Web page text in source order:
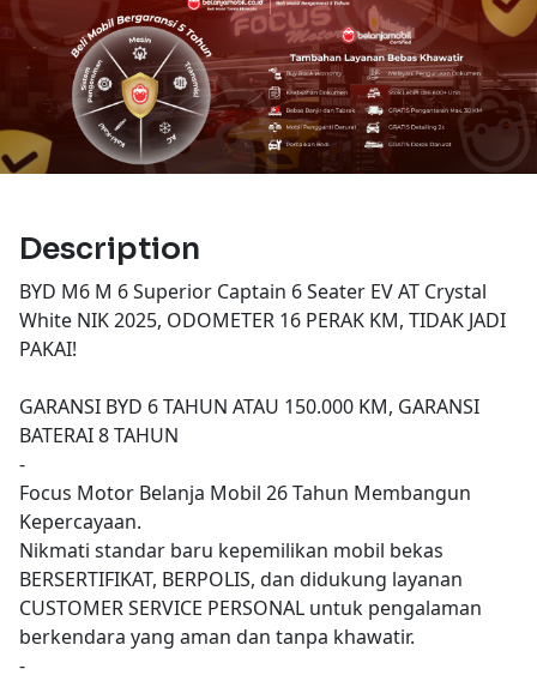
Description
BYD M6 M 6 Superior Captain 6 Seater EV AT Crystal
White NIK 2025, ODOMETER 16 PERAK KM, TIDAK JADI
PAKAI!
GARANSI BYD 6 TAHUN ATAU 150.000 KM, GARANSI
BATERAI 8 TAHUN
-
Focus Motor Belanja Mobil 26 Tahun Membangun
Kepercayaan.
Nikmati standar baru kepemilikan mobil bekas
BERSERTIFIKAT, BERPOLIS, dan didukung layanan
CUSTOMER SERVICE PERSONAL untuk pengalaman
berkendara yang aman dan tanpa khawatir.
-